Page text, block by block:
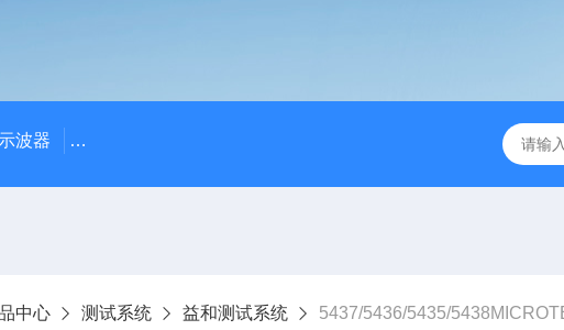
波器 ME045/ME085/ME150PCB TDR特性阻抗测试仪 3380/
中心 测试系统 益和测试系统 5437/5436/5435/